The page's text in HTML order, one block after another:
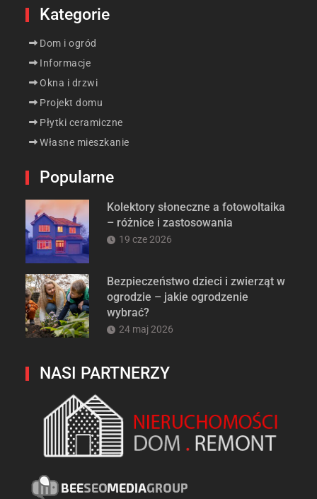
Kategorie
Dom i ogród
Informacje
Okna i drzwi
Projekt domu
Płytki ceramiczne
Własne mieszkanie
Popularne
Kolektory słoneczne a fotowoltaika
– różnice i zastosowania
19 cze 2026
Bezpieczeństwo dzieci i zwierząt w
ogrodzie – jakie ogrodzenie
wybrać?
24 maj 2026
NASI PARTNERZY